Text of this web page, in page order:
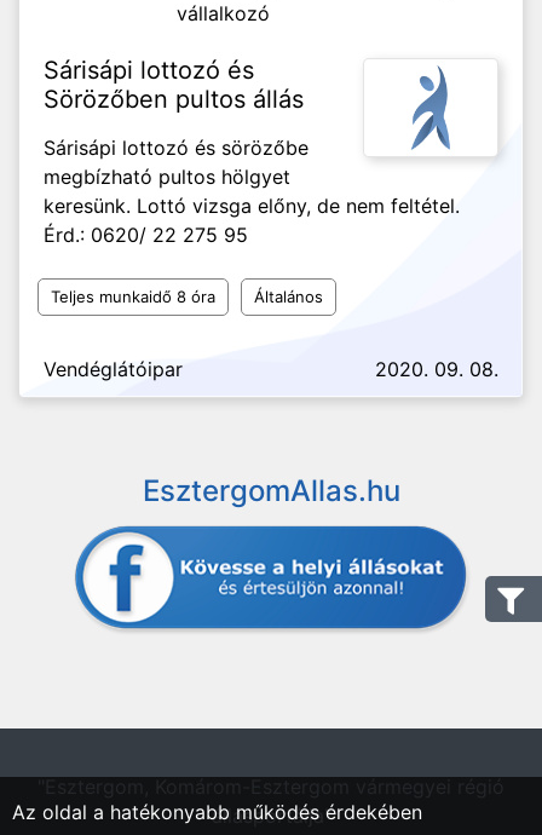
vállalkozó
Sárisápi lottozó és
Sörözőben pultos állás
Sárisápi lottozó és sörözőbe
megbízható pultos hölgyet
keresünk. Lottó vizsga előny, de nem feltétel.
Érd.: 0620/ 22 275 95
Teljes munkaidő 8 óra Általános
Vendéglátóipar 2020. 09. 08.
EsztergomAllas.hu
állásportálja"
Az oldal a hatékonyabb működés érdekében